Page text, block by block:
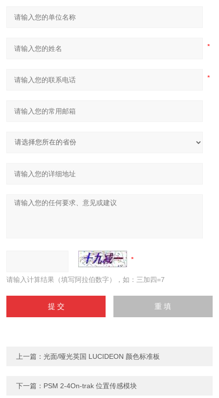
请输入计算结果（填写阿拉伯数字），如：三加四=7
上一篇：光面/哑光英国 LUCIDEON 颜色标准板
下一篇： PSM 2-4On-trak 位置传感模块